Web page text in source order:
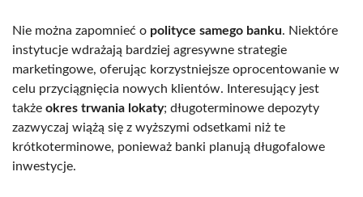
Nie można zapomnieć o polityce samego banku. Niektóre
instytucje wdrażają bardziej agresywne strategie
marketingowe, oferując korzystniejsze oprocentowanie w
celu przyciągnięcia nowych klientów. Interesujący jest
także okres trwania lokaty; długoterminowe depozyty
zazwyczaj wiążą się z wyższymi odsetkami niż te
krótkoterminowe, ponieważ banki planują długofalowe
inwestycje.